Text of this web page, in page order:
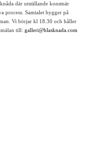
där utställande konstnär
process. Samtalet bygger på
Vi börjar kl 18.30 och håller
till: galleri@blasknada.com